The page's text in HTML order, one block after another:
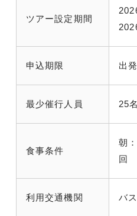
ツアー設定期間
申込期限 出
最少催行人員 25名
食事条件
朝
回
利用交通機関 バス